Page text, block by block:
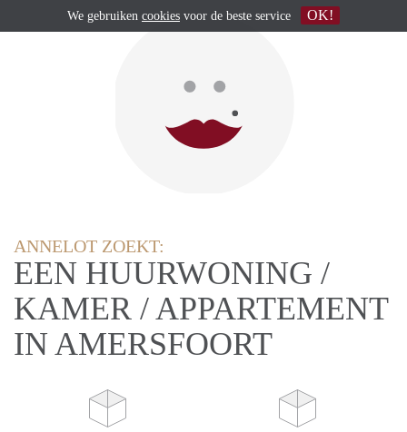
ANNELOT ZOEKT:
EEN HUURWONING /
KAMER / APPARTEMENT
IN AMERSFOORT
We gebruiken cookies voor de beste service OK!